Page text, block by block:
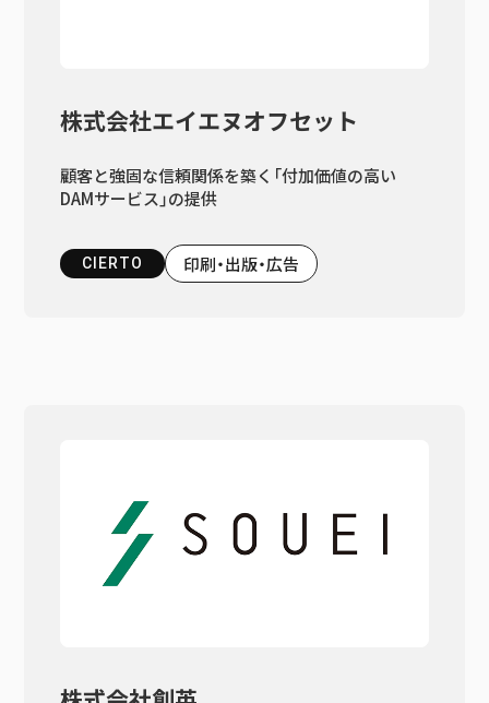
株式会社エイエヌオフセット
顧客と強固な信頼関係を築く「付加価値の高い
DAMサービス」の提供
CIERTO 印刷・出版・広告